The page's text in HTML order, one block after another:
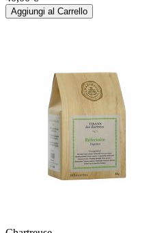
Aggiungi al Carrello